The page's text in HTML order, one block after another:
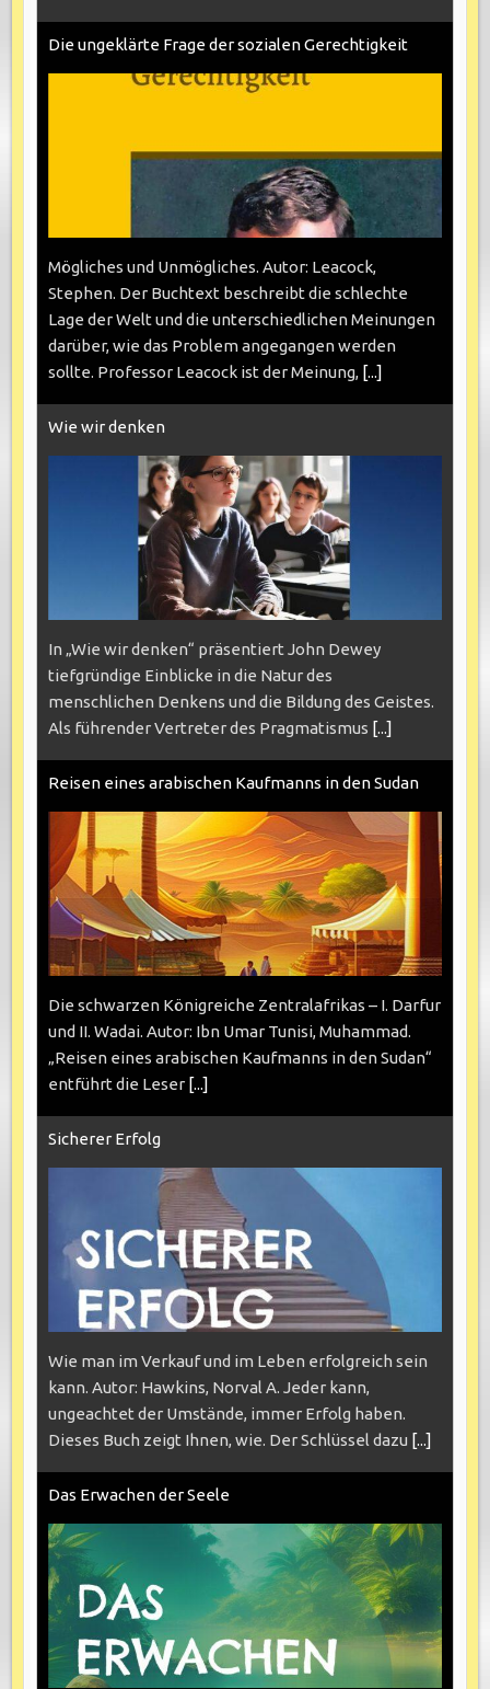
Die ungeklärte Frage der sozialen Gerechtigkeit
Mögliches und Unmögliches. Autor: Leacock,
Stephen. Der Buchtext beschreibt die schlechte
Lage der Welt und die unterschiedlichen Meinungen
darüber, wie das Problem angegangen werden
sollte. Professor Leacock ist der Meinung, [...]
Wie wir denken
In „Wie wir denken“ präsentiert John Dewey
tiefgründige Einblicke in die Natur des
menschlichen Denkens und die Bildung des Geistes.
Als führender Vertreter des Pragmatismus [...]
Reisen eines arabischen Kaufmanns in den Sudan
Die schwarzen Königreiche Zentralafrikas – I. Darfur
und II. Wadai. Autor: Ibn Umar Tunisi, Muhammad.
„Reisen eines arabischen Kaufmanns in den Sudan“
entführt die Leser [...]
Sicherer Erfolg
Wie man im Verkauf und im Leben erfolgreich sein
kann. Autor: Hawkins, Norval A. Jeder kann,
ungeachtet der Umstände, immer Erfolg haben.
Dieses Buch zeigt Ihnen, wie. Der Schlüssel dazu [...]
Das Erwachen der Seele